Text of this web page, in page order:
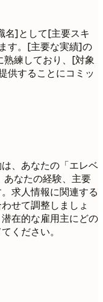
名]として[主要スキ
す。[主要な実績]の
練しており、[対象
供することにコミッ
、あなたの「エレベ
なたの経験、主要
求人情報に関連する
せて調整しましょ
在的な雇用主にどの
ください。